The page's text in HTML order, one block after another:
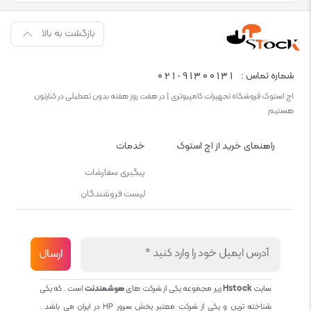
بازگشت به بالا
شماره تماس : 021-91300131
اچ استوک فروشگاه تجهیزات کامپیوتری | در هفت روز هفته بدون تعطیلی در کنارتون
هستیم
راهنمای خرید از اچ استوک خدمات
پیگیری سفارشات
لیست فروشندگان
سایتHstockزیر مجموعه یکی از شرکت هایهوشمندنتاست . که یکی
شناخته ترین و یکی از شرکت معتبر پخش سرور HP در ایران می باشد .